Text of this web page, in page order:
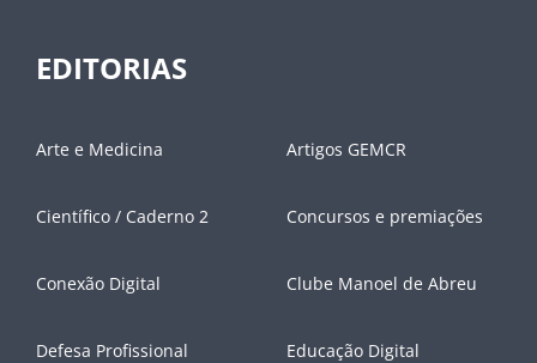
EDITORIAS
Arte e Medicina Artigos GEMCR
Científico / Caderno 2 Concursos e premiações
Conexão Digital Clube Manoel de Abreu
Defesa Profissional Educação Digital